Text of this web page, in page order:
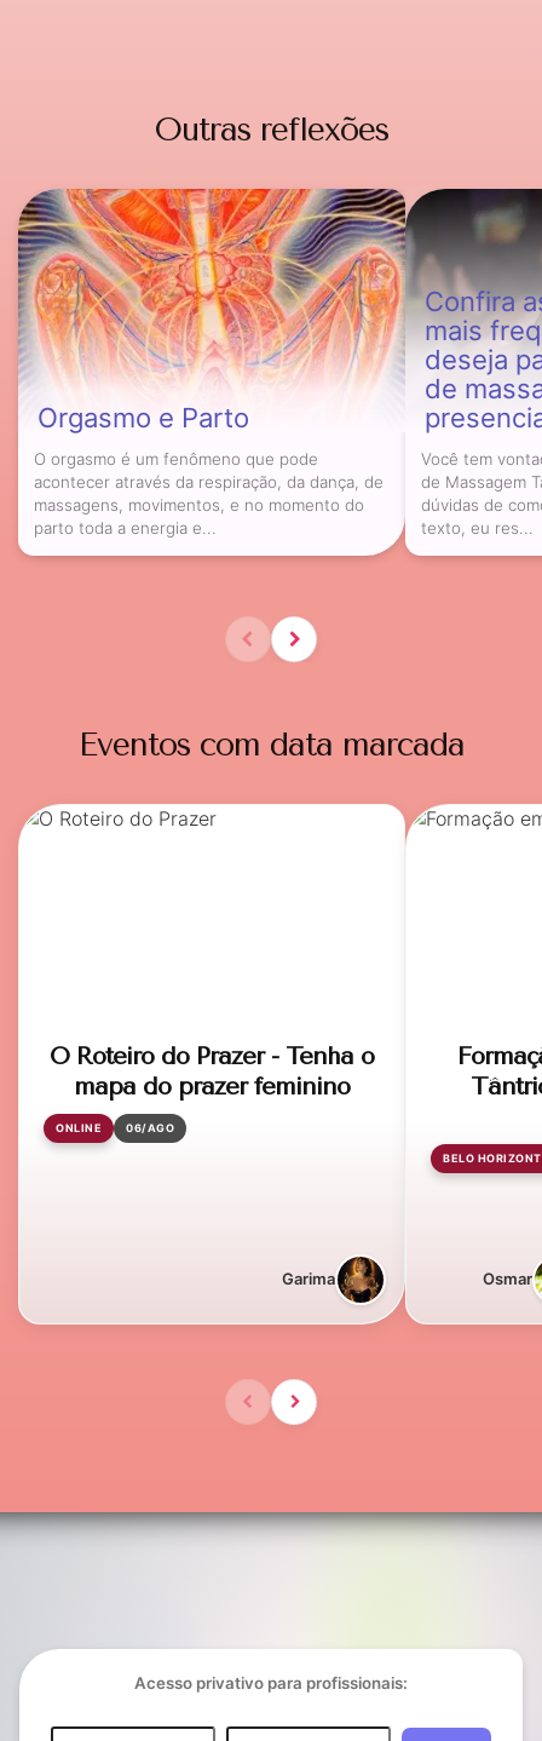
Outras reflexões
Orgasmo e Parto
O orgasmo é um fenômeno que pode
acontecer através da respiração, da dança, de
massagens, movimentos, e no momento do
parto toda a energia e...
Confira
mais
deseja
de
Você tem
de Massagem
dúvidas de
texto, eu res...
Eventos com data marcada
O Roteiro do Prazer - Tenha o
mapa do prazer feminino
ONLINE 06/AGO
Garima
BELO
Osmar
Acesso privativo para profissionais: